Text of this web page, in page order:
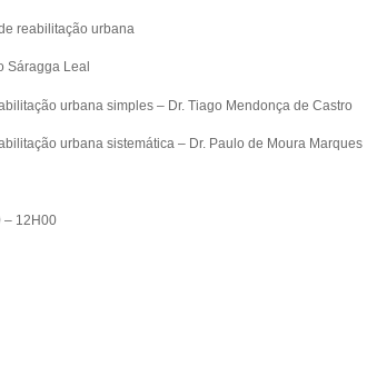
reabilitação urbana
Sáragga Leal
urbana simples – Dr. Tiago Mendonça de Castro
urbana sistemática – Dr. Paulo de Moura Marques
– 12H00